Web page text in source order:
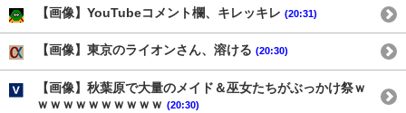
【画像】YouTubeコメント欄、キレッキレ (20:31)
【画像】東京のライオンさん、溶ける (20:30)
【画像】秋葉原で大量のメイド＆巫女たちがぶっかけ祭ｗ
ｗｗｗｗｗｗｗｗｗｗ (20:30)